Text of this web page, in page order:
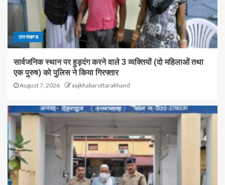
उत्तराखण्ड
सार्वजनिक स्थान पर हुड़दंग करने वाले 3 व्यक्तियों (दो महिलाओं तथा
एक पुरुष) को पुलिस ने किया गिरफ्तार
August 7, 2026 aajkhabaruttarakhand